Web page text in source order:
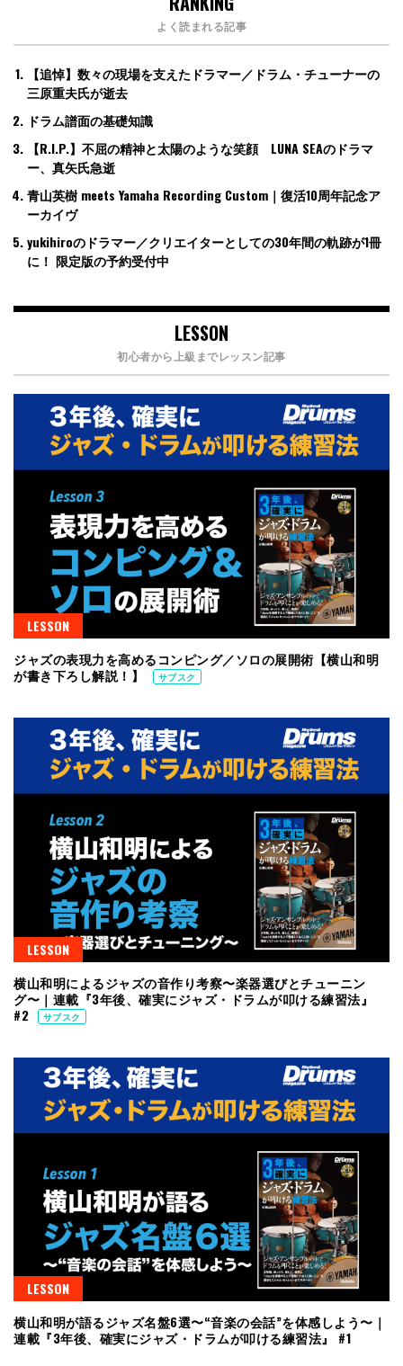
よく読まれる記事
【追悼】数々の現場を支えたドラマー／ドラム・チューナーの
三原重夫氏が逝去
ドラム譜面の基礎知識
【R.I.P.】不屈の精神と太陽のような笑顔 LUNA SEAのドラマ
ー、真矢氏急逝
青山英樹 meets Yamaha Recording Custom｜復活10周年記念ア
ーカイヴ
yukihiroのドラマー／クリエイターとしての30年間の軌跡が1冊
に！ 限定版の予約受付中
LESSON
初心者から上級までレッスン記事
LESSON
ジャズの表現力を高めるコンピング／ソロの展開術【横山和明
が書き下ろし解説！】
サブスク
LESSON
横山和明によるジャズの音作り考察〜楽器選びとチューニン
グ〜｜連載『3年後、確実にジャズ・ドラムが叩ける練習法』
#2
サブスク
LESSON
横山和明が語るジャズ名盤6選〜“音楽の会話”を体感しよう〜｜
連載『3年後、確実にジャズ・ドラムが叩ける練習法』 #1